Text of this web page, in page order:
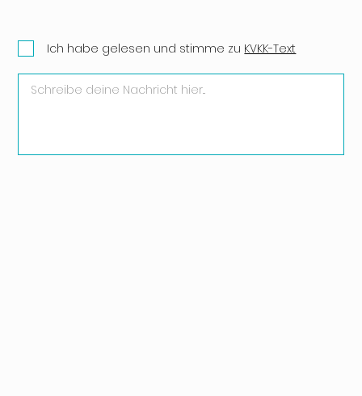
Ich habe gelesen und stimme zu KVKK-Text